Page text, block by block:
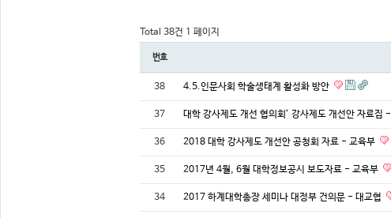
Total 38건 1 페이지
번호
38 4.5.인문사회 학술생태계 활성화 방안
37 대학 강사제도 개선 협의회’ 강사제도 개선안 자료집
36 2018 대학 강사제도 개선안 공청회 자료 - 교육부
35 2017년 4월, 6월 대학정보공시 보도자료 - 교육부
34 2017 하계대학총장 세미나 대정부 건의문 - 대교협